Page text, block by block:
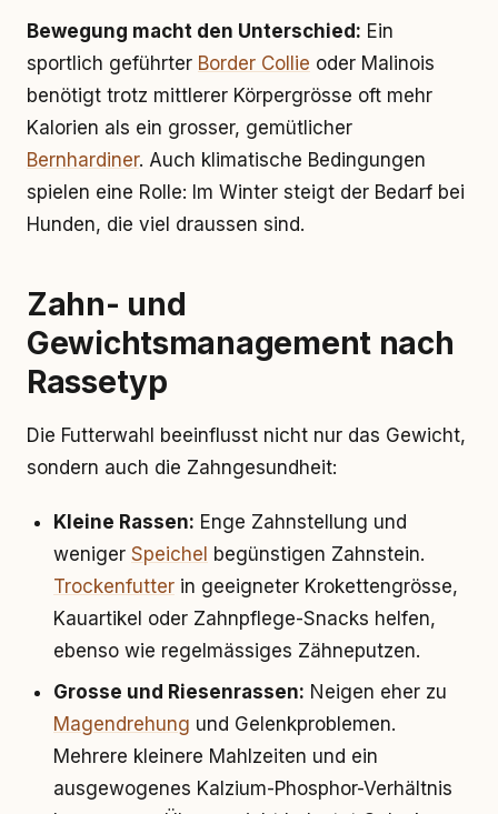
Bewegung macht den Unterschied: Ein
sportlich geführter Border Collie oder Malinois
benötigt trotz mittlerer Körpergrösse oft mehr
Kalorien als ein grosser, gemütlicher
Bernhardiner. Auch klimatische Bedingungen
spielen eine Rolle: Im Winter steigt der Bedarf bei
Hunden, die viel draussen sind.
Zahn- und
Gewichtsmanagement nach
Rassetyp
Die Futterwahl beeinflusst nicht nur das Gewicht,
sondern auch die Zahngesundheit:
Kleine Rassen: Enge Zahnstellung und
weniger Speichel begünstigen Zahnstein.
Trockenfutter in geeigneter Krokettengrösse,
Kauartikel oder Zahnpflege-Snacks helfen,
ebenso wie regelmässiges Zähneputzen.
Grosse und Riesenrassen: Neigen eher zu
Magendrehung und Gelenkproblemen.
Mehrere kleinere Mahlzeiten und ein
ausgewogenes Kalzium-Phosphor-Verhältnis